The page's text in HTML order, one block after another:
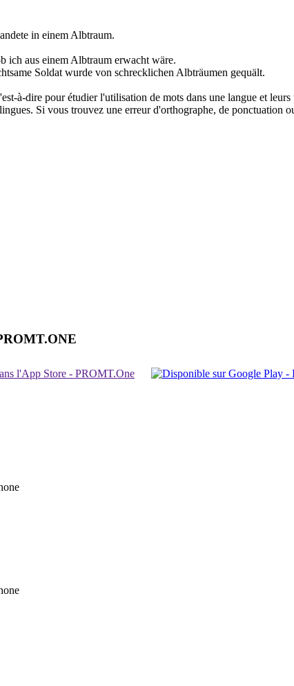
in einem Albtraum.
ich aus einem Albtraum erwacht wäre.
Soldat wurde von schrecklichen Albträumen gequält.
à-dire pour étudier l'utilisation de mots dans une langue et
Si vous trouvez une erreur d'orthographe, de